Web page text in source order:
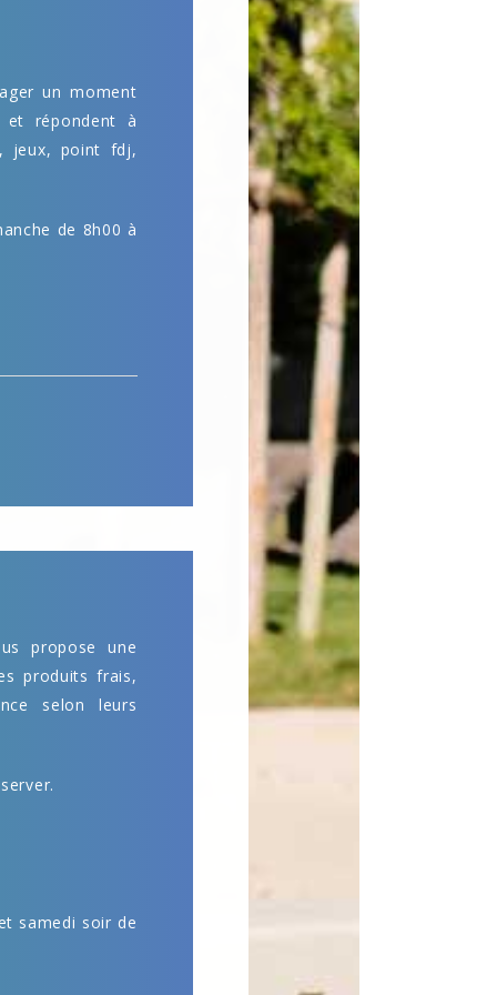
un moment
et répondent à
jeux, point fdj,
de 8h00 à
propose une
produits frais,
selon leurs
samedi soir de